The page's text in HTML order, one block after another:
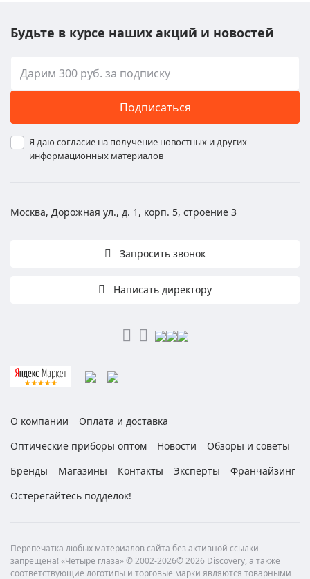
Будьте в курсе наших акций и новостей
Подписаться
Я даю согласие на получение новостных и других
информационных материалов
Москва, Дорожная ул., д. 1, корп. 5, строение 3
Запросить звонок
Написать директору
О компании
Оплата и доставка
Оптические приборы оптом
Новости
Обзоры и советы
Бренды
Магазины Контакты Эксперты
Франчайзинг
Остерегайтесь подделок!
Перепечатка любых материалов сайта без активной ссылки
запрещена! «Четыре глаза» © 2002-2026© 2026 Discovery, а также
соответствующие логотипы и торговые марки являются товарными